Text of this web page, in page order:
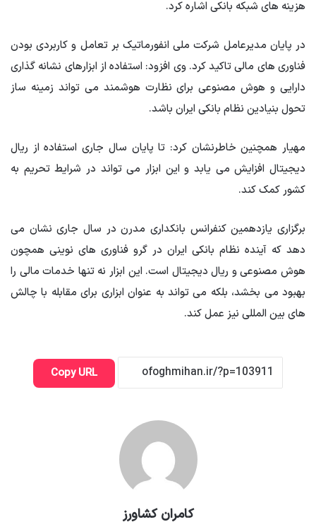
هزینه های شبکه بانکی اشاره کرد.
در پایان مدیرعامل شرکت ملی انفورماتیک بر تعامل و کاربردی بودن
فناوری های مالی تاکید کرد. وی افزود: استفاده از ابزارهای نشانه گذاری
دارایی و هوش مصنوعی برای نظارت هوشمند می تواند زمینه ساز
تحول بنیادین نظام بانکی ایران باشد.
مهیار همچنین خاطرنشان کرد: تا پایان سال جاری استفاده از ریال
دیجیتال افزایش می یابد و این ابزار می تواند در شرایط تحریم به
کشور کمک کند.
برگزاری یازدهمین کنفرانس بانکداری مدرن در سال جاری نشان می
دهد که آینده نظام بانکی ایران در گرو فناوری های نوینی همچون
هوش مصنوعی و ریال دیجیتال است. این ابزار نه تنها خدمات مالی را
بهبود می بخشد، بلکه می تواند به عنوان ابزاری برای مقابله با چالش
های بین المللی نیز عمل کند.
Copy URL
کامران کشاورز